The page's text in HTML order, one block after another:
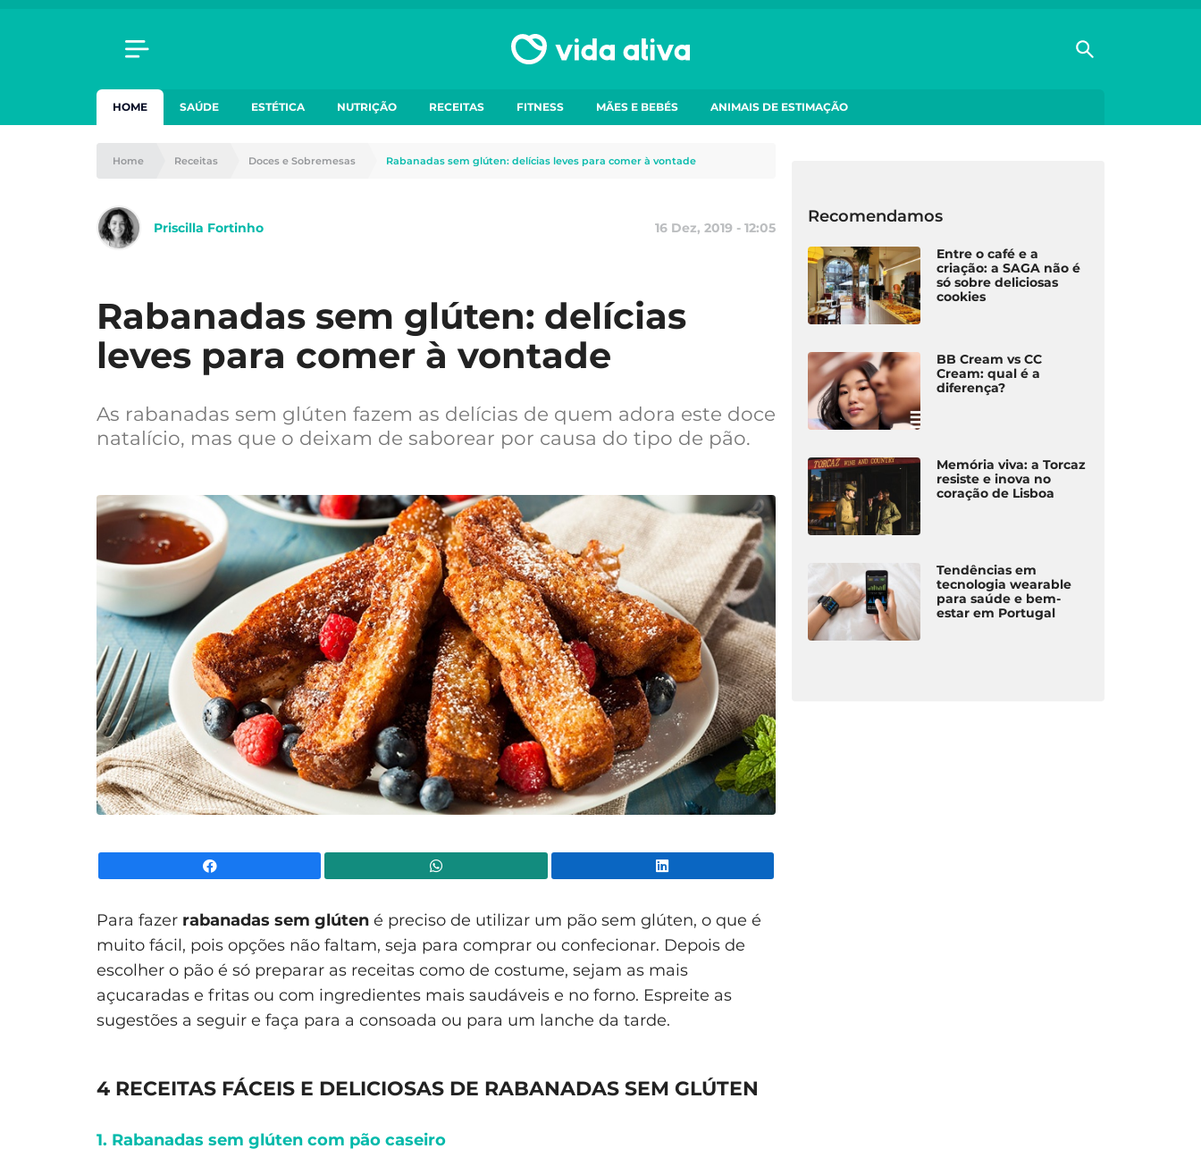
HOME SAÚDE ESTÉTICA NUTRIÇÃO RECEITAS FITNESS MÃES E BEBÉS ANIMAIS DE ESTIMAÇÃO
Home Receitas Doces e Sobremesas Rabanadas sem glúten: delícias leves para comer à vontade
Priscilla Fortinho 16 Dez, 2019 - 12:05
Rabanadas sem glúten: delícias
leves para comer à vontade
As rabanadas sem glúten fazem as delícias de quem adora este doce
natalício, mas que o deixam de saborear por causa do tipo de pão.
Para fazer rabanadas sem glúten é preciso de utilizar um pão sem glúten, o que é
muito fácil, pois opções não faltam, seja para comprar ou confecionar. Depois de
escolher o pão é só preparar as receitas como de costume, sejam as mais
açucaradas e fritas ou com ingredientes mais saudáveis e no forno. Espreite as
sugestões a seguir e faça para a consoada ou para um lanche da tarde.
4 RECEITAS FÁCEIS E DELICIOSAS DE RABANADAS SEM GLÚTEN
1. Rabanadas sem glúten com pão caseiro
Recomendamos
Entre o café e a
criação: a SAGA não é
só sobre deliciosas
cookies
BB Cream vs CC
Cream: qual é a
diferença?
Memória viva: a Torcaz
resiste e inova no
coração de Lisboa
Tendências em
tecnologia wearable
para saúde e bem-
estar em Portugal